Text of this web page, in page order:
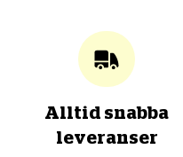
Alltid snabba
leveranser